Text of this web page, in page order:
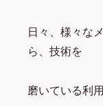
日々、様々な
ら、技術を
磨いている利